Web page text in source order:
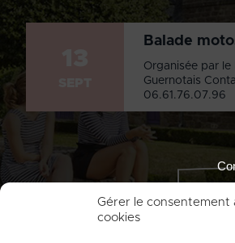
Gérer le consentement
cookies
Balade
Organisée par le
Guernotais
06.61.76.07.96